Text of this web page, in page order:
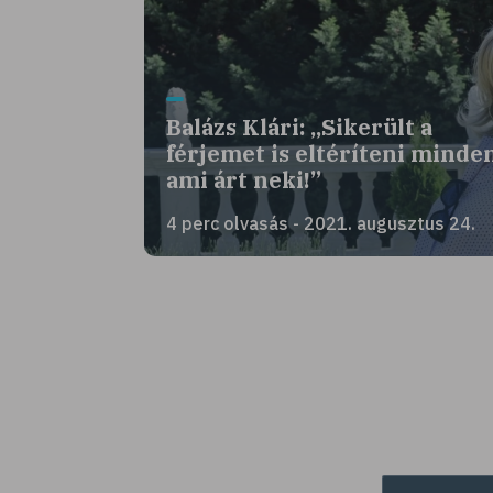
Balázs Klári: „Sikerült a
férjemet is eltéríteni
ami árt neki!”
4 perc olvasás - 2021. augusztus 24.